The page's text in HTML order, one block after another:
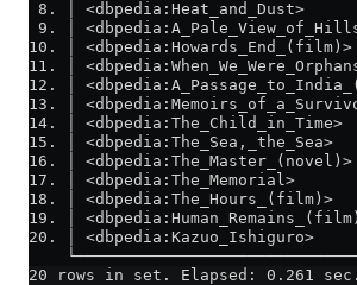
8. │
9. │
10. │
11. │
12. │
13. │
14. │
15. │
16. │
17. │
18. │
19. │
20. │
20 rows in set. Elapsed: 0.261